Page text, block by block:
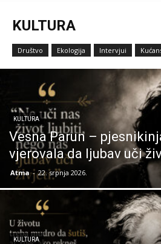
KULTURA
Društvo Ekologija Intervjui
KULTURA
Vesna Parun –
vjerovala da ljubav uči
Atma - 22. srpnja 2026.
KULTURA